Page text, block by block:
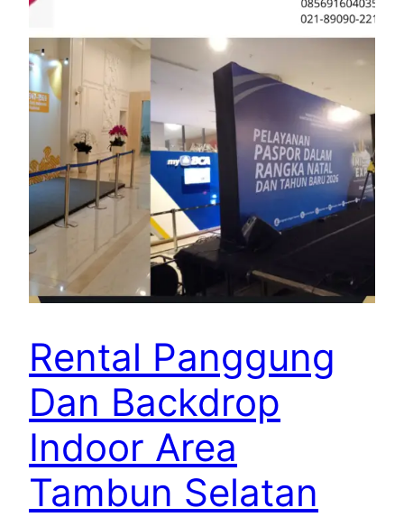
Rental Panggung
Dan Backdrop
Indoor Area
Tambun Selatan